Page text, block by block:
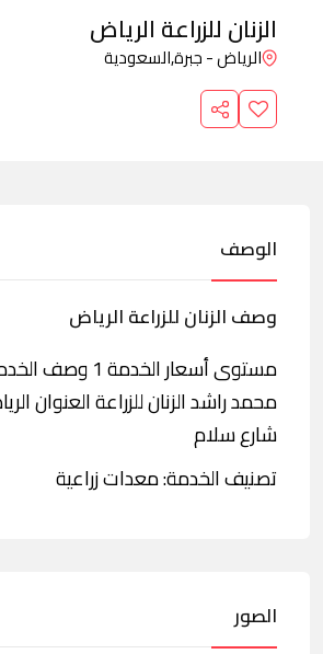
الزنان للزراعة الرياض
الرياض - جبرة,السعودية
الوصف
وصف الزنان للزراعة الرياض
مستوى أسعار
محمد راشد الزنان للزراعة العنوان
شارع سلام
تصنيف الخدمة: معدات زراعية
الصور